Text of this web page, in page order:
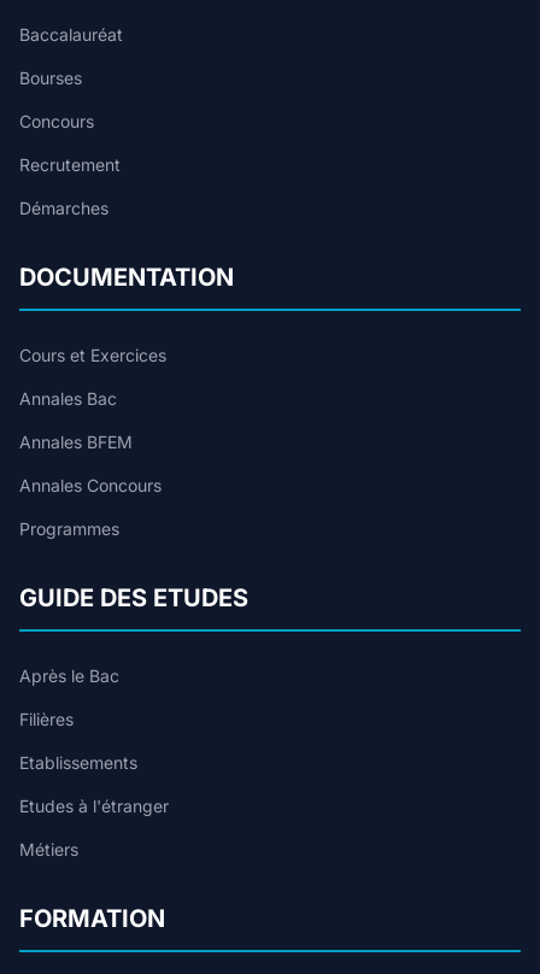
Baccalauréat
Bourses
Concours
Recrutement
Démarches
DOCUMENTATION
Cours et Exercices
Annales Bac
Annales BFEM
Annales Concours
Programmes
GUIDE DES ETUDES
Après le Bac
Filières
Etablissements
Etudes à l'étranger
Métiers
FORMATION